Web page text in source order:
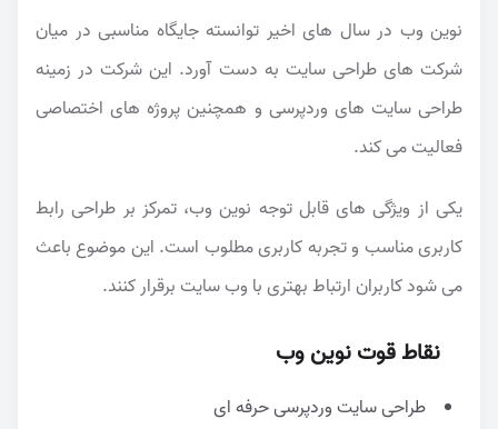
نوین وب در سال های اخیر توانسته جایگاه مناسبی در میان
شرکت های طراحی سایت به دست آورد. این شرکت در زمینه
طراحی سایت های وردپرسی و همچنین پروژه های اختصاصی
فعالیت می کند.
یکی از ویژگی های قابل توجه نوین وب، تمرکز بر طراحی رابط
کاربری مناسب و تجربه کاربری مطلوب است. این موضوع باعث
می شود کاربران ارتباط بهتری با وب سایت برقرار کنند.
نقاط قوت نوین وب
طراحی سایت وردپرسی حرفه ای